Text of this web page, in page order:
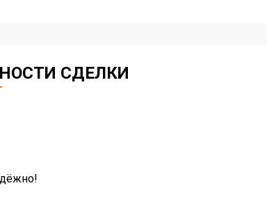
СДЕЛКИ